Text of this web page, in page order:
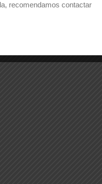
recomendamos contactar